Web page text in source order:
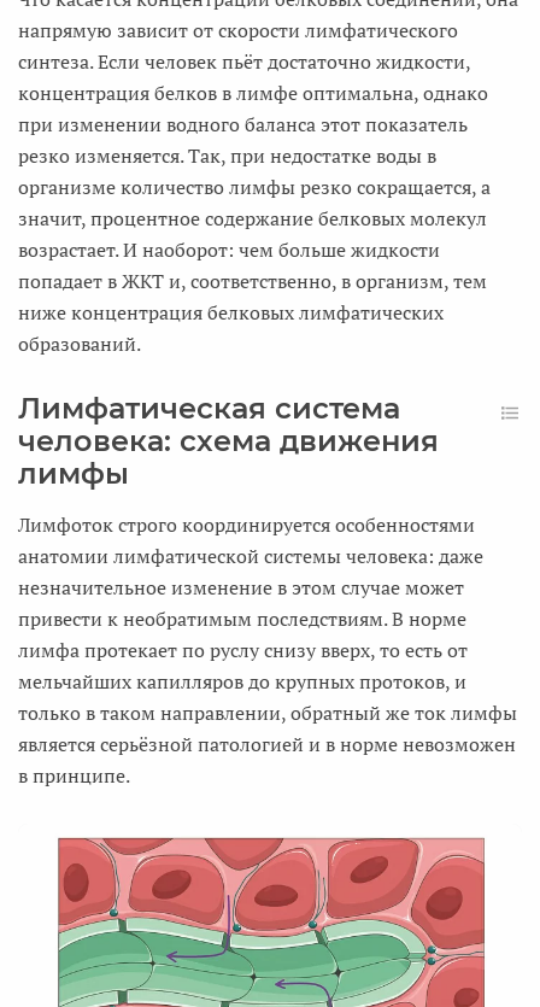
напрямую зависит от скорости лимфатического
синтеза. Если человек пьёт достаточно жидкости,
концентрация белков в лимфе оптимальна, однако
при изменении водного баланса этот показатель
резко изменяется. Так, при недостатке воды в
организме количество лимфы резко сокращается, а
значит, процентное содержание белковых молекул
возрастает. И наоборот: чем больше жидкости
попадает в ЖКТ и, соответственно, в организм, тем
ниже концентрация белковых лимфатических
образований.
Лимфатическая система
человека: схема движения
лимфы
Лимфоток строго координируется особенностями
анатомии лимфатической системы человека: даже
незначительное изменение в этом случае может
привести к необратимым последствиям. В норме
лимфа протекает по руслу снизу вверх, то есть от
мельчайших капилляров до крупных протоков, и
только в таком направлении, обратный же ток лимфы
является серьёзной патологией и в норме невозможен
в принципе.